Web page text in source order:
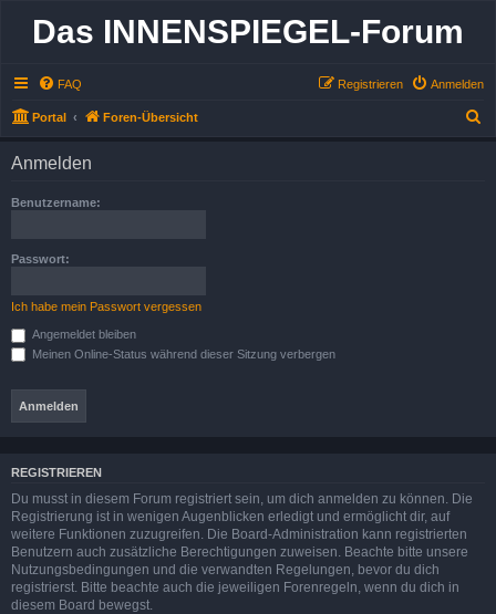
Das INNENSPIEGEL-Forum
FAQ Anmelden
Registrieren
Portal Foren-Übersicht
Anmelden
Benutzername:
Passwort:
Ich habe mein Passwort vergessen
Angemeldet bleiben
Meinen Online-Status während dieser Sitzung verbergen
REGISTRIEREN
Du musst in diesem Forum registriert sein, um dich anmelden zu können. Die
Registrierung ist in wenigen Augenblicken erledigt und ermöglicht dir, auf
weitere Funktionen zuzugreifen. Die Board-Administration kann registrierten
Benutzern auch zusätzliche Berechtigungen zuweisen. Beachte bitte unsere
Nutzungsbedingungen und die verwandten Regelungen, bevor du dich
registrierst. Bitte beachte auch die jeweiligen Forenregeln, wenn du dich in
diesem Board bewegst.